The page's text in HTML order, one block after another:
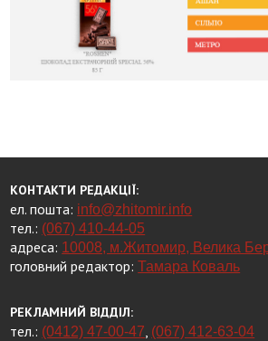
КОНТАКТИ РЕДАКЦІЇ:
ел. пошта: info@zhitomir.info
тел.: (067) 410-44-05
адреса: 10008, м.Житомир, Велика
головний редактор:Тамара Коваль
РЕКЛАМНИЙ ВІДДІЛ:
тел.: (0412) 47-00-47 (067) 412-63-04